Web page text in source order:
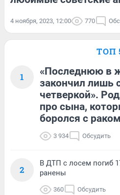
4 ноября, 2023, 12:00 770
ТОП
1
«Последнюю в
закончил лишь
четверкой».
про сына,
боролся с раком
3 934 Обсудить
2
В ДТП с лосем погиб
ранены
360 Обсудить